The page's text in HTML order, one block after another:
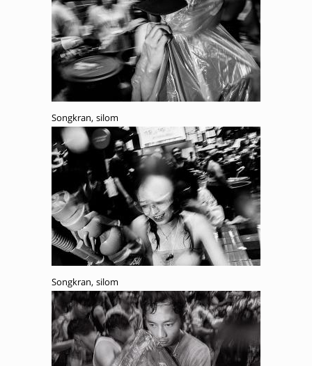
Songkran, silom
Songkran, silom